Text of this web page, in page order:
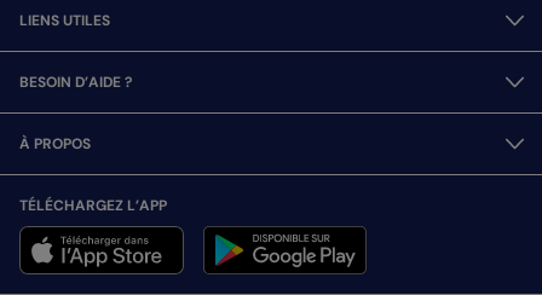
LIENS UTILES
BESOIN D’AIDE ?
À PROPOS
TÉLÉCHARGEZ L’APP